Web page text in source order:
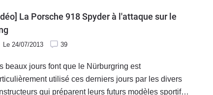
La Porsche 918 Spyder à l'attaque sur le
Le 24/07/2013 39
beaux jours font que le Nürburgring est
utilisé ces derniers jours par les divers
qui préparent leurs futurs modèles sportifs.